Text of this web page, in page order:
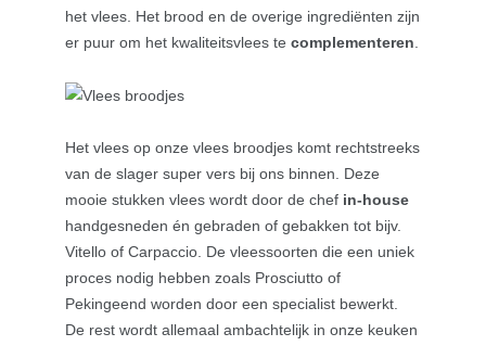
het vlees. Het brood en de overige ingrediënten zijn
er puur om het kwaliteitsvlees te complementeren
Het vlees op onze vlees broodjes komt rechtstreeks
van de slager super vers bij ons binnen. Deze
mooie stukken vlees wordt door de chef in-house
handgesneden én gebraden of gebakken tot bijv.
Vitello of Carpaccio. De vleessoorten die een uniek
proces nodig hebben zoals Prosciutto of
Pekingeend worden door een specialist bewerkt.
De rest wordt allemaal ambachtelijk in onze keuken